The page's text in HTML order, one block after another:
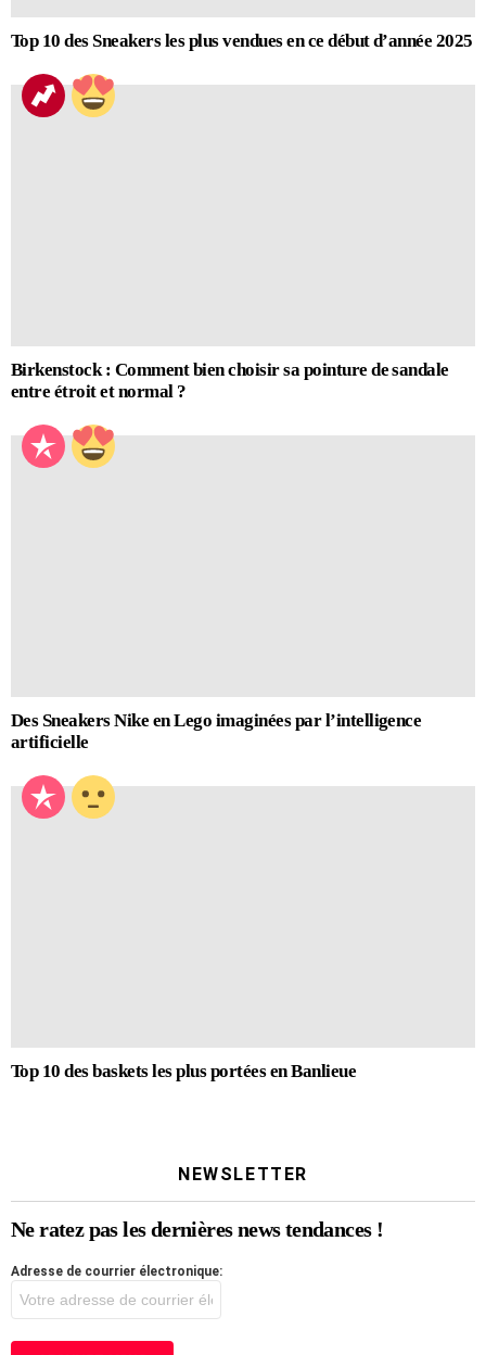
Top 10 des Sneakers les plus vendues en ce début d’année 2025
Birkenstock : Comment bien choisir sa pointure de sandale
entre étroit et normal ?
Des Sneakers Nike en Lego imaginées par l’intelligence
artificielle
Top 10 des baskets les plus portées en Banlieue
NEWSLETTER
Ne ratez pas les dernières news tendances !
Adresse de courrier électronique: